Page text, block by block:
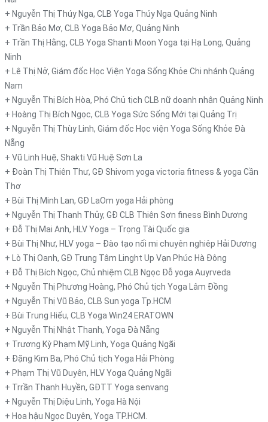
+ Nguyễn Thị Thúy Nga, CLB Yoga Thúy Nga Quảng Ninh
+ Trần Bảo Mơ, CLB Yoga Bảo Mơ, Quảng Ninh
+ Trần Thị Hằng, CLB Yoga Shanti Moon Yoga tại Hạ Long, Quảng
Ninh
+ Lê Thị Nở, Giám đốc Học Viện Yoga Sống Khỏe Chi nhánh Quảng
Nam
+ Nguyễn Thị Bích Hòa, Phó Chủ tịch CLB nữ doanh nhân Quảng Ninh
+ Hoàng Thị Bích Ngọc, CLB Yoga Sức Sống Mới tại Quảng Trị
+ Nguyễn Thị Thùy Linh, Giám đốc Học viện Yoga Sống Khỏe Đà
Nẵng
+ Vũ Linh Huệ, Shakti Vũ Huệ Sơn La
+ Đoàn Thị Thiên Thư, GĐ Shivom yoga victoria fitness & yoga Cần
Thơ
+ Bùi Thị Minh Lan, GĐ LaOm yoga Hải phòng
+ Nguyễn Thị Thanh Thủy, GĐ CLB Thiên Sơn finess Bình Dương
+ Đỗ Thị Mai Anh, HLV Yoga – Trọng Tài Quốc gia
+ Bùi Thị Như, HLV yoga – Đào tạo nối mi chuyên nghiêp Hải Dương
+ Lò Thị Oanh, GĐ Trung Tâm Linght Up Vạn Phúc Hà Đông
+ Đỗ Thị Bích Ngọc, Chủ nhiệm CLB Ngọc Đỗ yoga Auyrveda
+ Nguyễn Thị Phương Hoàng, Phó Chủ tịch Yoga Lâm Đồng
+ Nguyễn Thị Vũ Bảo, CLB Sun yoga Tp.HCM
+ Bùi Trung Hiếu, CLB Yoga Win24 ERATOWN
+ Nguyễn Thị Nhật Thanh, Yoga Đà Nẵng
+ Trương Kỳ Phạm Mỹ Linh, Yoga Quảng Ngãi
+ Đặng Kim Ba, Phó Chủ tịch Yoga Hải Phòng
+ Phạm Thị Vũ Duyên, HLV Yoga Quảng Ngãi
+ Trrần Thanh Huyền, GĐTT Yoga senvang
+ Nguyễn Thị Diệu Linh, Yoga Hà Nội
+ Hoa hậu Ngọc Duyên, Yoga TP.HCM.